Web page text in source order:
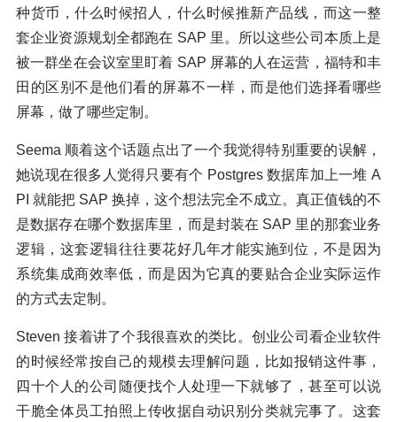
种货币，什么时候招人，什么时候推新产品线，而这一整
套企业资源规划全都跑在 SAP 里。所以这些公司本质上是
被一群坐在会议室里盯着 SAP 屏幕的人在运营，福特和丰
田的区别不是他们看的屏幕不一样，而是他们选择看哪些
屏幕，做了哪些定制。
Seema 顺着这个话题点出了一个我觉得特别重要的误解，
她说现在很多人觉得只要有个 Postgres 数据库加上一堆 A
PI 就能把 SAP 换掉，这个想法完全不成立。真正值钱的不
是数据存在哪个数据库里，而是封装在 SAP 里的那套业务
逻辑，这套逻辑往往要花好几年才能实施到位，不是因为
系统集成商效率低，而是因为它真的要贴合企业实际运作
的方式去定制。
Steven 接着讲了个我很喜欢的类比。创业公司看企业软件
的时候经常按自己的规模去理解问题，比如报销这件事，
四十个人的公司随便找个人处理一下就够了，甚至可以说
干脆全体员工拍照上传收据自动识别分类就完事了。这套